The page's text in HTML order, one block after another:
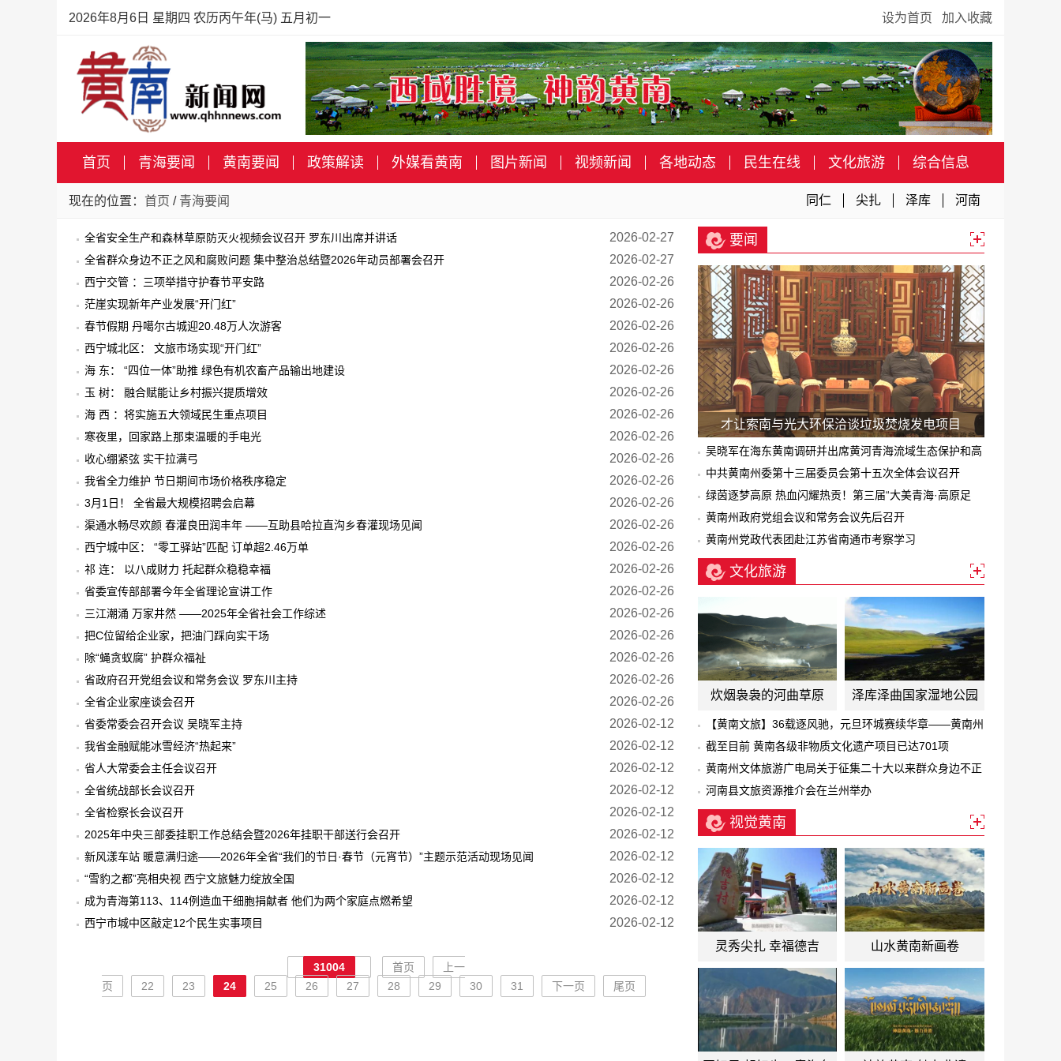
2026年8月6日 星期四 农历丙午年(马) 五月初一 设为首页 加入收藏
首页 青海要闻 黄南要闻 政策解读 外媒看黄南 图片新闻 视频新闻 各地动态 民生在线 文化旅游 综合信息
现在的位置： 首页 / 青海要闻 同仁 尖扎 泽库 河南
2026-02-27
全省安全生产和森林草原防灭火视频会议召开 罗东川出席并讲话
2026-02-27
全省群众身边不正之风和腐败问题 集中整治总结暨2026年动员部署会召开
2026-02-26
西宁交管 ：三项举措守护春节平安路
2026-02-26
茫崖实现新年产业发展“开门红”
2026-02-26
春节假期 丹噶尔古城迎20.48万人次游客
2026-02-26
西宁城北区： 文旅市场实现“开门红”
2026-02-26
海 东： “四位一体”助推 绿色有机农畜产品输出地建设
2026-02-26
玉 树： 融合赋能让乡村振兴提质增效
2026-02-26
海 西 ：将实施五大领域民生重点项目
2026-02-26
寒夜里，回家路上那束温暖的手电光
2026-02-26
收心绷紧弦 实干拉满弓
2026-02-26
我省全力维护 节日期间市场价格秩序稳定
2026-02-26
3月1日！ 全省最大规模招聘会启幕
2026-02-26
渠通水畅尽欢颜 春灌良田润丰年 ——互助县哈拉直沟乡春灌现场见闻
2026-02-26
西宁城中区： “零工驿站”匹配 订单超2.46万单
2026-02-26
祁 连： 以八成财力 托起群众稳稳幸福
2026-02-26
省委宣传部部署今年全省理论宣讲工作
2026-02-26
三江潮涌 万家井然 ——2025年全省社会工作综述
2026-02-26
把C位留给企业家，把油门踩向实干场
2026-02-26
除“蝇贪蚁腐” 护群众福祉
2026-02-26
省政府召开党组会议和常务会议 罗东川主持
2026-02-26
全省企业家座谈会召开
2026-02-12
省委常委会召开会议 吴晓军主持
2026-02-12
我省金融赋能冰雪经济“热起来”
2026-02-12
省人大常委会主任会议召开
2026-02-12
全省统战部长会议召开
2026-02-12
全省检察长会议召开
2026-02-12
2025年中央三部委挂职工作总结会暨2026年挂职干部送行会召开
2026-02-12
新风漾车站 暖意满归途——2026年全省“我们的节日·春节（元宵节）”主题示范活动现场见闻
2026-02-12
“雪豹之都”亮相央视 西宁文旅魅力绽放全国
2026-02-12
成为青海第113、114例造血干细胞捐献者 他们为两个家庭点燃希望
2026-02-12
西宁市城中区敲定12个民生实事项目
31004 首页
上一
页
22 23 24 25 26 27 28 29 30 31 下一页 尾页
要闻
才让索南与光大环保洽谈垃圾焚烧发电项目
吴晓军在海东黄南调研并出席黄河青海流域生态保护和高
质量发展专题会
中共黄南州委第十三届委员会第十五次全体会议召开
绿茵逐梦高原 热血闪耀热贡！第三届“大美青海·高原足
球”超级联赛黄南赛区正式启幕
黄南州政府党组会议和常务会议先后召开
黄南州党政代表团赴江苏省南通市考察学习
文化旅游
炊烟袅袅的河曲草原 泽库泽曲国家湿地公园
【黄南文旅】36载逐风驰，元旦环城赛续华章——黄南州
第三十六届元旦环城赛激情开跑
截至目前 黄南各级非物质文化遗产项目已达701项
黄南州文体旅游广电局关于征集二十大以来群众身边不正
之风和腐败问题线索的公告
河南县文旅资源推介会在兰州举办
视觉黄南
灵秀尖扎 幸福德吉 山水黄南新画卷